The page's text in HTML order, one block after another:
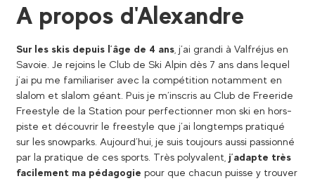
A propos d'Alexandre
Sur les skis depuis l’âge de 4 ans , j’ai grandi à Valfréjus en
Savoie. Je rejoins le Club de Ski Alpin dès 7 ans dans lequel
j’ai pu me familiariser avec la compétition notamment en
slalom et slalom géant. Puis je m’inscris au Club de Freeride
Freestyle de la Station pour perfectionner mon ski en hors-
piste et découvrir le freestyle que j’ai longtemps pratiqué
sur les snowparks. Aujourd’hui, je suis toujours aussi passionné
par la pratique de ces sports. Très polyvalent, j’adapte très
facilement ma pédagogie pour que chacun puisse y trouver